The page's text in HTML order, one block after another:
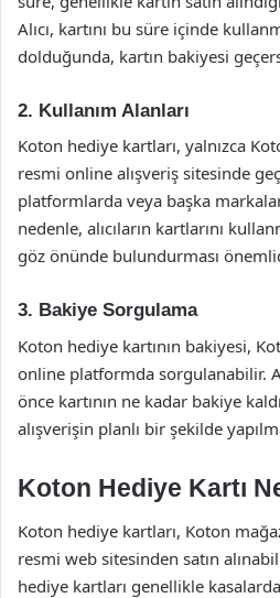
Alıcı, kartını bu süre içinde
dolduğunda, kartın bakiyesi
2. Kullanım Alanları
Koton hediye kartları, yalnızca
resmi online alışveriş sitesinde
platformlarda veya başka
nedenle, alıcıların kartlarını
göz önünde bulundurması
3. Bakiye Sorgulama
Koton hediye kartının bakiyesi,
online platformda sorgulanabilir.
önce kartının ne kadar bakiye
alışverişin planlı bir şekilde
Koton Hediye Kartı
Koton hediye kartları, Koton
resmi web sitesinden satın
hediye kartları genellikle